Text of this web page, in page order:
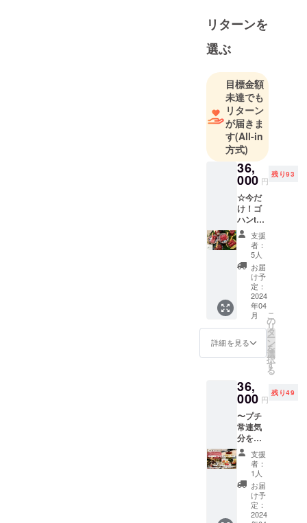
リターンを
選ぶ
目標金額
未達でも
リターン
が届きま
す(All-in
方式)
36,
000 円
残り93
☆今だ
け！ゴ
ハンto
ニク
VIP会員
98名募
集☆ し
も井離
ゴハン
toニ
ク VIP
会員
月々
3000
円 年
会費計
円 ︎☆リ
ターン
☆
「15.00
0円コー
ス(税
別)」
（2h フ
リード
リンク
付き）
離コー
ス 通
支援
者：
5人
お届
け予
定：
2024
年04
月
詳細を見る
こ
の
リ
タ
ー
ン
を
選
択
す
る
36,
000 円
残り49
〜プチ
常連気
分を味
わえる
限定50
様！〜
月々
3,000
円！年
支援
者：
1人
お届
け予
定：
2024